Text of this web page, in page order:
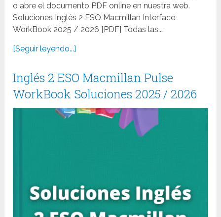
o abre el documento PDF online en nuestra web.
Soluciones Inglés 2 ESO Macmillan Interface
WorkBook 2025 / 2026 [PDF] Todas las...
[Seguir leyendo...]
Inglés 2 ESO Macmillan Pulse
WorkBook Soluciones 2025 / 2026